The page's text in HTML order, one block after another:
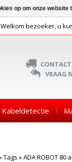
Welkom bezoeker, u
VRAAG
Kabeldetectie
Tags »ADA ROBOT 80
op om onze